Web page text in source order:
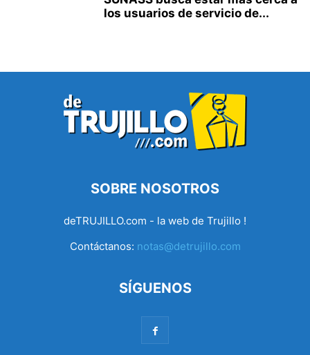
los usuarios de servicio de...
SOBRE NOSOTROS
deTRUJILLO.com - la web de Trujillo !
Contáctanos: notas@detrujillo.com
SÍGUENOS